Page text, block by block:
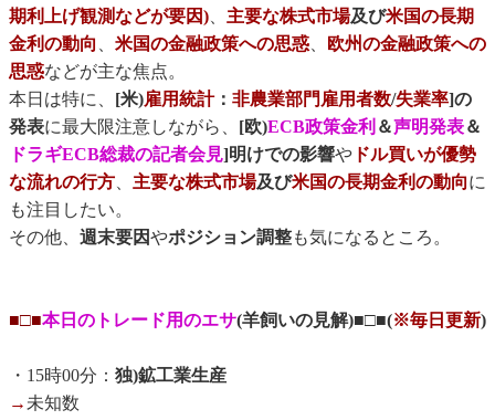
期利上げ観測などが要因)、 主要な株式市場及び米国の長期
金利の動向 、 米国の金融政策への思惑、
欧州の金融政策への
思惑などが主な焦点。
本日は特に、 [米)雇用統計： 非農業部門雇用者数/失業率]の
発表に最大限注意しながら、 [欧)ECB政策金利 ＆声明発表＆
ドラギECB総裁の記者会見]明けでの影響や ドル買いが優勢
な流れの行方、 主要な株式市場及び米国の長期金利の動向に
も注目したい。
その他、 週末要因やポジション調整も気になるところ。
■□■本日のトレード用のエサ(羊飼いの見解)■□■(※毎日更新)
・15時00分： 独)鉱工業生産
→未知数